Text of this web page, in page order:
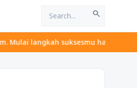
search
suksesmu hari ini! • Mau